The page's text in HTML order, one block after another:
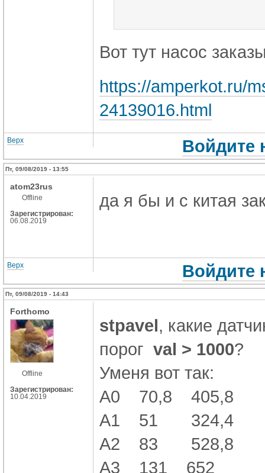
Вот тут насос
https://amperkot.ru/
24139016.html
Верх Войдите
Пт, 09/08/2019 - 13:55
atom23rus
Offline
Зарегистрирован:
06.08.2019
да я бы и с китая
Верх Войдите
Пт, 09/08/2019 - 14:43
Forthomo
Offline
Зарегистрирован:
10.04.2019
stpavel, какие
порог val > 1000?
Уменя вот так:
A0 70,8 405,8
A1 51 324,4
A2 83 528,8
A3 131 652